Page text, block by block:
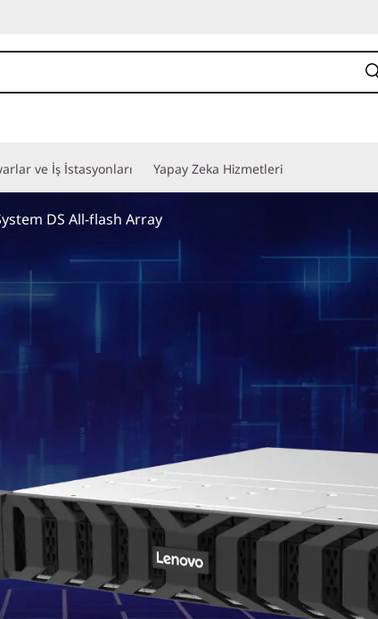
ve İş İstasyonları Yapay Zeka Hizmetleri
DS All-flash Array